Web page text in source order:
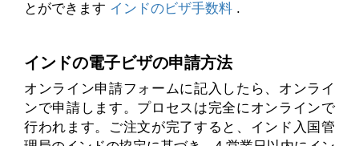
とができます インドのビザ手数料 .
インドの電子ビザの申請方法
オンライン申請フォームに記入したら、オンライ
ンで申請します。プロセスは完全にオンラインで
行われます。ご注文が完了すると、インド入国管